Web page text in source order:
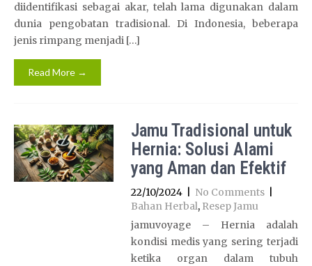
diidentifikasi sebagai akar, telah lama digunakan dalam
dunia pengobatan tradisional. Di Indonesia, beberapa
jenis rimpang menjadi […]
Read More →
Jamu Tradisional untuk
Hernia: Solusi Alami
yang Aman dan Efektif
22/10/2024 No Comments
Bahan Herbal, Resep Jamu
jamuvoyage – Hernia adalah
kondisi medis yang sering terjadi
ketika organ dalam tubuh